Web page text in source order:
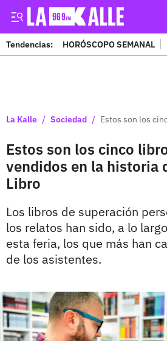
Tendencias: HORÓSCOPO SEMANAL
La Kalle / Sociedad / Estos son los
Estos son los cinco
vendidos en la historia
Libro
Los libros de superación
los relatos han sido, a lo
esta feria, los que más han
de los asistentes.